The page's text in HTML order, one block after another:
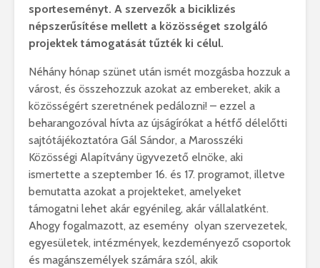
sporteseményt. A szervezők a biciklizés
népszerűsítése mellett a közösséget szolgáló
projektek támogatását tűzték ki célul.
Néhány hónap szünet után ismét mozgásba hozzuk a
várost, és összehozzuk azokat az embereket, akik a
közösségért szeretnének pedálozni! – ezzel a
beharangozóval hívta az újságírókat a hétfő délelőtti
sajtótájékoztatóra Gál Sándor, a Marosszéki
Közösségi Alapítvány ügyvezető elnöke, aki
ismertette a szeptember 16. és 17. programot, illetve
bemutatta azokat a projekteket, amelyeket
támogatni lehet akár egyénileg, akár vállalatként.
Ahogy fogalmazott, az esemény olyan szervezetek,
egyesületek, intézmények, kezdeményező csoportok
és magánszemélyek számára szól, akik